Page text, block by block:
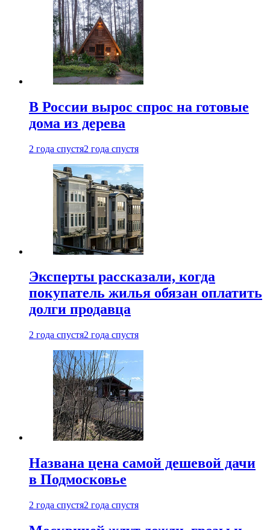
В России вырос спрос на готовые
дома из дерева
2 года спустя2 года спустя
Эксперты рассказали, когда
покупатель жилья обязан оплатить
долги продавца
2 года спустя2 года спустя
Названа цена самой дешевой дачи
в Подмосковье
2 года спустя2 года спустя